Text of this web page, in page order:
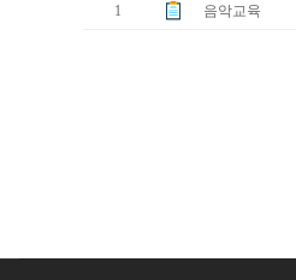
1 음악교육